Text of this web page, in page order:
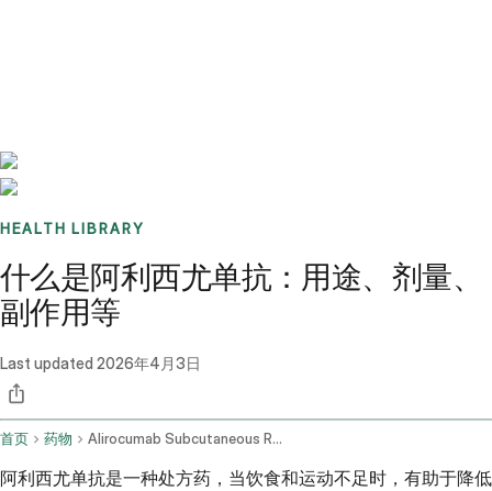
HEALTH LIBRARY
什么是阿利西尤单抗：用途、剂量、
副作用等
Last updated 2026年4月3日
首页 药物 Alirocumab Subcutaneous Route
阿利西尤单抗是一种处方药，当饮食和运动不足时，有助于降低